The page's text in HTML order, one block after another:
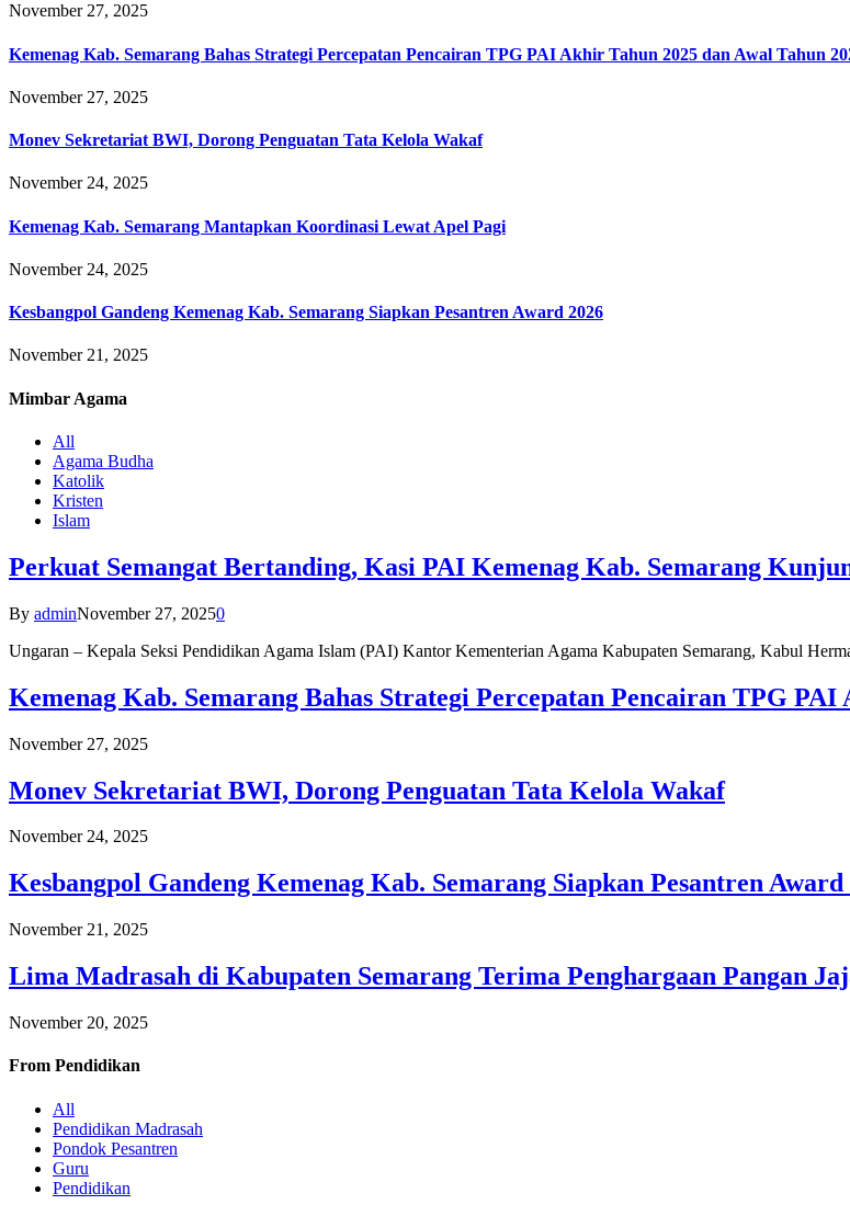
November 27, 2025
Kemenag Kab. Semarang Bahas Strategi Percepatan Pencairan TPG PAI Akhir Tahun 2025 dan Awal Tahun
November 27, 2025
Monev Sekretariat BWI, Dorong Penguatan Tata Kelola Wakaf
November 24, 2025
Kemenag Kab. Semarang Mantapkan Koordinasi Lewat Apel Pagi
November 24, 2025
Kesbangpol Gandeng Kemenag Kab. Semarang Siapkan Pesantren Award 2026
November 21, 2025
Mimbar Agama
All
Agama Budha
Katolik
Kristen
Islam
Perkuat Semangat Bertanding, Kasi PAI Kemenag Kab. Semarang
By adminNovember 27, 20250
Ungaran – Kepala Seksi Pendidikan Agama Islam (PAI) Kantor Kementerian Agama Kabupaten Semarang, Kabul
Kemenag Kab. Semarang Bahas Strategi Percepatan Pencairan TPG
November 27, 2025
Monev Sekretariat BWI, Dorong Penguatan Tata Kelola Wakaf
November 24, 2025
Kesbangpol Gandeng Kemenag Kab. Semarang Siapkan Pesantren Award
November 21, 2025
Lima Madrasah di Kabupaten Semarang Terima Penghargaan Pangan
November 20, 2025
From Pendidikan
All
Pendidikan Madrasah
Pondok Pesantren
Guru
Pendidikan